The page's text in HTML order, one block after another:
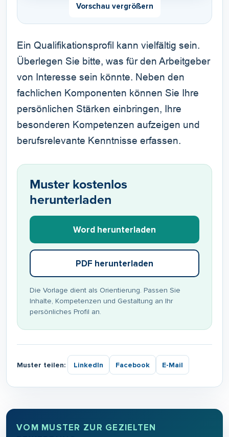
Vorschau vergrößern
Ein Qualifikationsprofil kann vielfältig sein.
Überlegen Sie bitte, was für den Arbeitgeber
von Interesse sein könnte. Neben den
fachlichen Komponenten können Sie Ihre
persönlichen Stärken einbringen, Ihre
besonderen Kompetenzen aufzeigen und
berufsrelevante Kenntnisse erfassen.
Muster kostenlos
herunterladen
Word herunterladen
PDF herunterladen
Die Vorlage dient als Orientierung. Passen Sie
Inhalte, Kompetenzen und Gestaltung an Ihr
persönliches Profil an.
Muster teilen: LinkedIn Facebook E-Mail
VOM MUSTER ZUR GEZIELTEN